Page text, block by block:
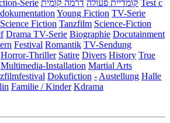
Serie קומדיית פעולה דרמה קומית
Test c
Young Fiction TV-Serie
Science Fiction Tanzfilm Science-Fiction
Drama TV-Serie Biographie Docutainment
Festival Romantik TV-Sendung
Horror-Thriller Satire Divers History True
Multimedia-Installation Martial Arts
Dokufiction - Austellung Halle
Familie / Kinder Kdrama